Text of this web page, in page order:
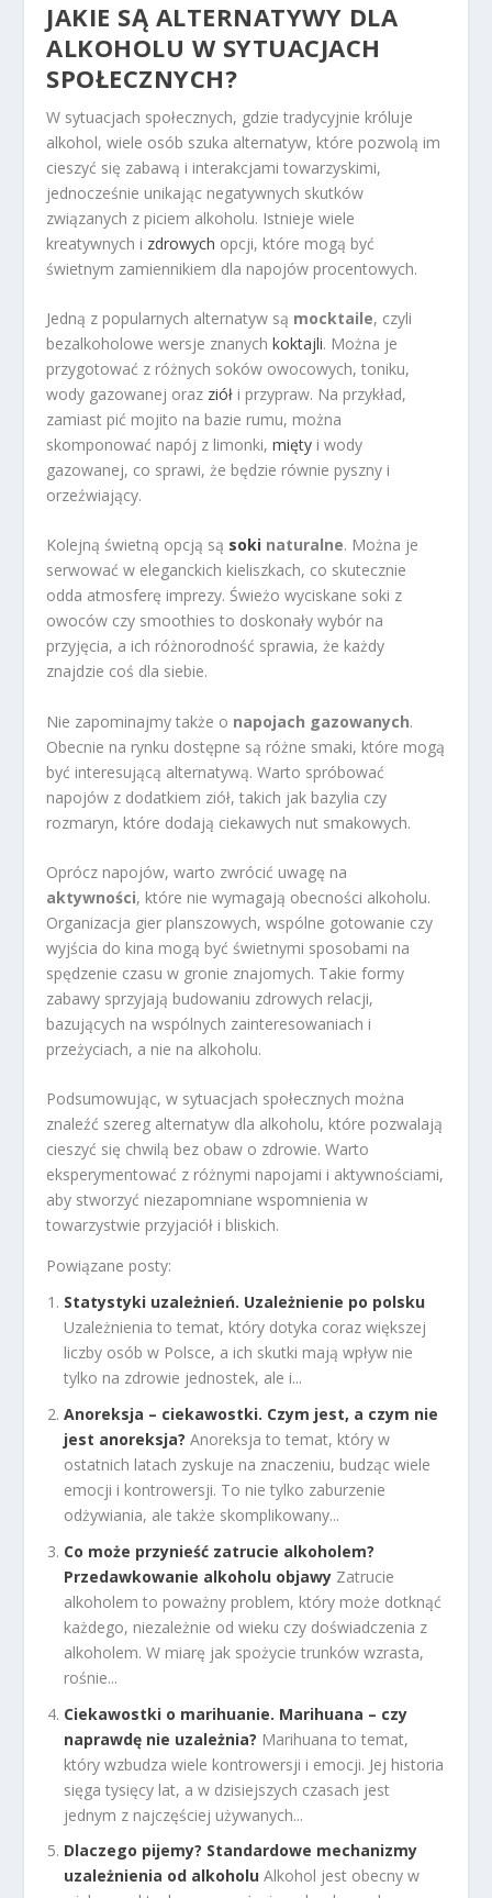
JAKIE SĄ ALTERNATYWY DLA
ALKOHOLU W SYTUACJACH
SPOŁECZNYCH?
W sytuacjach społecznych, gdzie tradycyjnie króluje
alkohol, wiele osób szuka alternatyw, które pozwolą im
cieszyć się zabawą i interakcjami towarzyskimi,
jednocześnie unikając negatywnych skutków
związanych z piciem alkoholu. Istnieje wiele
kreatywnych i zdrowych opcji, które mogą być
świetnym zamiennikiem dla napojów procentowych.
Jedną z popularnych alternatyw są mocktaile, czyli
bezalkoholowe wersje znanychkoktajli. Można je
przygotować z różnych soków owocowych, toniku,
wody gazowanej oraz ziół i przypraw. Na przykład,
zamiast pić mojito na bazie rumu, można
skomponować napój z limonki,mięty i wody
gazowanej, co sprawi, że będzie równie pyszny i
orzeźwiający.
Kolejną świetną opcją są soki naturalne. Można je
serwować w eleganckich kieliszkach, co skutecznie
odda atmosferę imprezy. Świeżo wyciskane soki z
owoców czy smoothies to doskonały wybór na
przyjęcia, a ich różnorodność sprawia, że każdy
znajdzie coś dla siebie.
Nie zapominajmy także o napojach gazowanych.
Obecnie na rynku dostępne są różne smaki, które mogą
być interesującą alternatywą. Warto spróbować
napojów z dodatkiem ziół, takich jak bazylia czy
rozmaryn, które dodają ciekawych nut smakowych.
Oprócz napojów, warto zwrócić uwagę na
aktywności, które nie wymagają obecności alkoholu.
Organizacja gier planszowych, wspólne gotowanie czy
wyjścia do kina mogą być świetnymi sposobami na
spędzenie czasu w gronie znajomych. Takie formy
zabawy sprzyjają budowaniu zdrowych relacji,
bazujących na wspólnych zainteresowaniach i
przeżyciach, a nie na alkoholu.
Podsumowując, w sytuacjach społecznych można
znaleźć szereg alternatyw dla alkoholu, które pozwalają
cieszyć się chwilą bez obaw o zdrowie. Warto
eksperymentować z różnymi napojami i aktywnościami,
aby stworzyć niezapomniane wspomnienia w
towarzystwie przyjaciół i bliskich.
Powiązane posty:
Statystyki uzależnień. Uzależnienie po polsku
Uzależnienia to temat, który dotyka coraz większej
liczby osób w Polsce, a ich skutki mają wpływ nie
tylko na zdrowie jednostek, ale i...
Anoreksja – ciekawostki. Czym jest, a czym nie
jest anoreksja? Anoreksja to temat, który w
ostatnich latach zyskuje na znaczeniu, budząc wiele
emocji i kontrowersji. To nie tylko zaburzenie
odżywiania, ale także skomplikowany...
Co może przynieść zatrucie alkoholem?
Przedawkowanie alkoholu objawy Zatrucie
alkoholem to poważny problem, który może dotknąć
każdego, niezależnie od wieku czy doświadczenia z
alkoholem. W miarę jak spożycie trunków wzrasta,
rośnie...
Ciekawostki o marihuanie. Marihuana – czy
naprawdę nie uzależnia? Marihuana to temat,
który wzbudza wiele kontrowersji i emocji. Jej historia
sięga tysięcy lat, a w dzisiejszych czasach jest
jednym z najczęściej używanych...
Dlaczego pijemy? Standardowe mechanizmy
uzależnienia od alkoholu Alkohol jest obecny w